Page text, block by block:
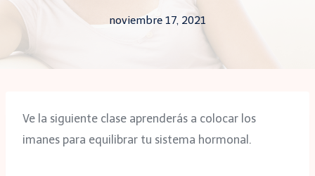
noviembre 17, 2021
Ve la siguiente clase aprenderás a colocar los
imanes para equilibrar tu sistema hormonal.